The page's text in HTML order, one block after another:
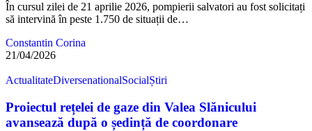
În cursul zilei de 21 aprilie 2026, pompierii salvatori au fost solicitați
să intervină în peste 1.750 de situații de…
Constantin Corina
21/04/2026
ActualitateDiversenationalSocialȘtiri
Proiectul rețelei de gaze din Valea Slănicului
avansează după o ședință de coordonare